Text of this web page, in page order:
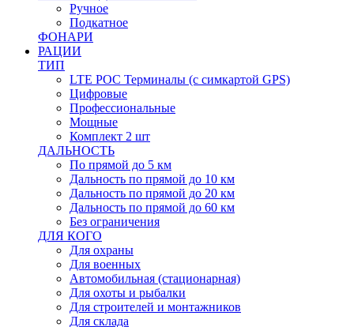
Ручное
Подкатное
ФОНАРИ
РАЦИИ
ТИП
LTE POC Терминалы (с симкартой GPS)
Цифровые
Профессиональные
Мощные
Комплект 2 шт
ДАЛЬНОСТЬ
По прямой до 5 км
Дальность по прямой до 10 км
Дальность по прямой до 20 км
Дальность по прямой до 60 км
Без ограничения
ДЛЯ КОГО
Для охраны
Для военных
Автомобильная (стационарная)
Для охоты и рыбалки
Для строителей и монтажников
Для склада